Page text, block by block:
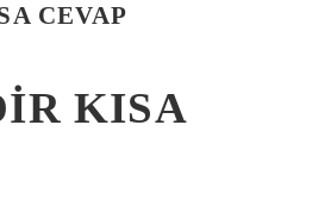
CEVAP
KISA